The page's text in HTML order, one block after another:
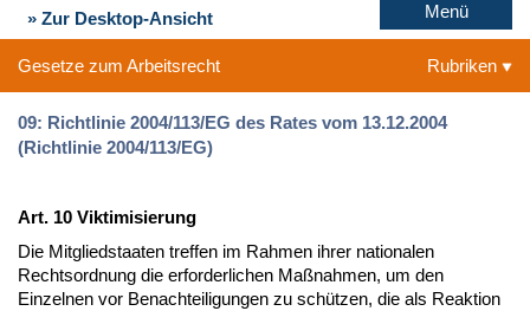
» Zur Desktop-Ansicht Menü
Gesetze zum Arbeitsrecht Rubriken
09: Richtlinie 2004/113/EG des Rates vom 13.12.2004
(Richtlinie 2004/113/EG)
Art. 10 Viktimisierung
Die Mitgliedstaaten treffen im Rahmen ihrer nationalen
Rechtsordnung die erforderlichen Maßnahmen, um den
Einzelnen vor Benachteiligungen zu schützen, die als Reaktion